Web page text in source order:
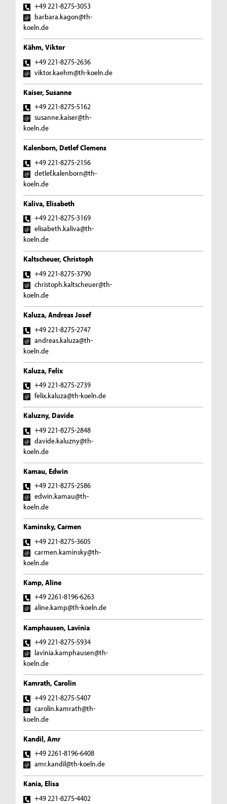
+49 221-8275-3053
barbara.kagon@th-
koeln.de
Kähm, Viktor
+49 221-8275-2636
viktor.kaehm@th-koeln.de
Kaiser, Susanne
+49 221-8275-5162
susanne.kaiser@th-
koeln.de
Kalenborn, Detlef Clemens
+49 221-8275-2156
detlef.kalenborn@th-
koeln.de
Kaliva, Elisabeth
+49 221-8275-3169
elisabeth.kaliva@th-
koeln.de
Kaltscheuer, Christoph
+49 221-8275-3790
christoph.kaltscheuer@th-
koeln.de
Kaluza, Andreas Josef
+49 221-8275-2747
andreas.kaluza@th-
koeln.de
Kaluza, Felix
+49 221-8275-2739
felix.kaluza@th-koeln.de
Kaluzny, Davide
+49 221-8275-2848
davide.kaluzny@th-
koeln.de
Kamau, Edwin
+49 221-8275-2586
edwin.kamau@th-
koeln.de
Kaminsky, Carmen
+49 221-8275-3605
carmen.kaminsky@th-
koeln.de
Kamp, Aline
+49 2261-8196-6263
aline.kamp@th-koeln.de
Kamphausen, Lavinia
+49 221-8275-5934
lavinia.kamphausen@th-
koeln.de
Kamrath, Carolin
+49 221-8275-5407
carolin.kamrath@th-
koeln.de
Kandil, Amr
+49 2261-8196-6408
amr.kandil@th-koeln.de
Kania, Elisa
+49 221-8275-4402